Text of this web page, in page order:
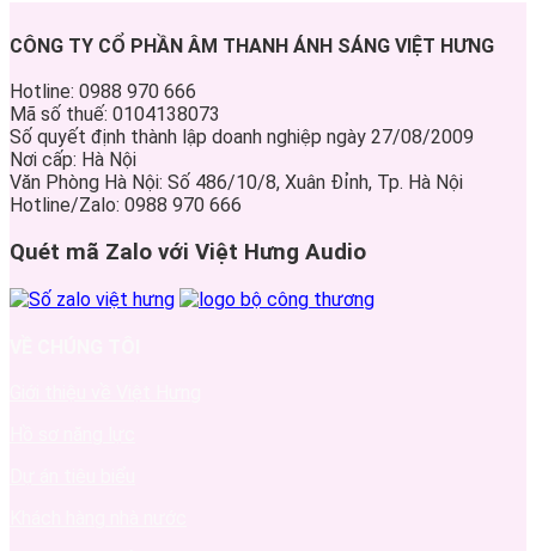
CÔNG TY CỔ PHẦN ÂM THANH ÁNH SÁNG VIỆT HƯNG
Hotline: 0988 970 666
Mã số thuế: 0104138073
Số quyết định thành lập doanh nghiệp ngày 27/08/2009
Nơi cấp: Hà Nội
Văn Phòng Hà Nội: Số 486/10/8, Xuân Đỉnh, Tp. Hà Nội
Hotline/Zalo: 0988 970 666
Quét mã Zalo với Việt Hưng Audio